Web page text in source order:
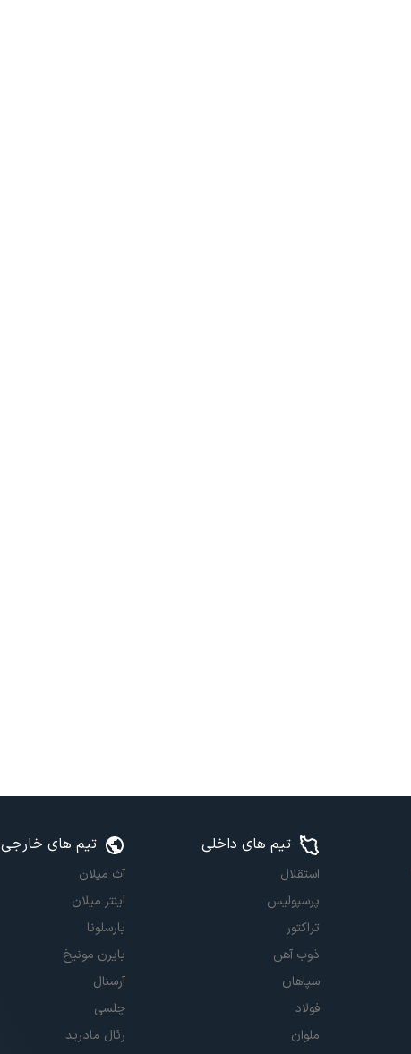
تیم های داخلی
استقلال
پرسپولیس
تراکتور
ذوب آهن
سپاهان
فولاد
ملوان
تیم های خارجی
آث میلان
اینتر میلان
بارسلونا
بایرن مونیخ
آرسنال
چلسی
رئال مادرید